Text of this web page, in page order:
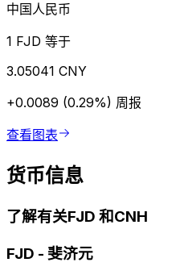
中国人民币
1 FJD 等于
3.05041 CNY
+0.0089 (0.29%) 周报
查看图表
货币信息
了解有关FJD 和CNH
FJD - 斐济元